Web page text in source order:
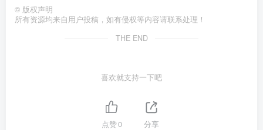
© 版权声明
所有资源均来自用户投稿，如有侵权等内容请联系处理！
THE END
喜欢就支持一下吧
点赞0 分享